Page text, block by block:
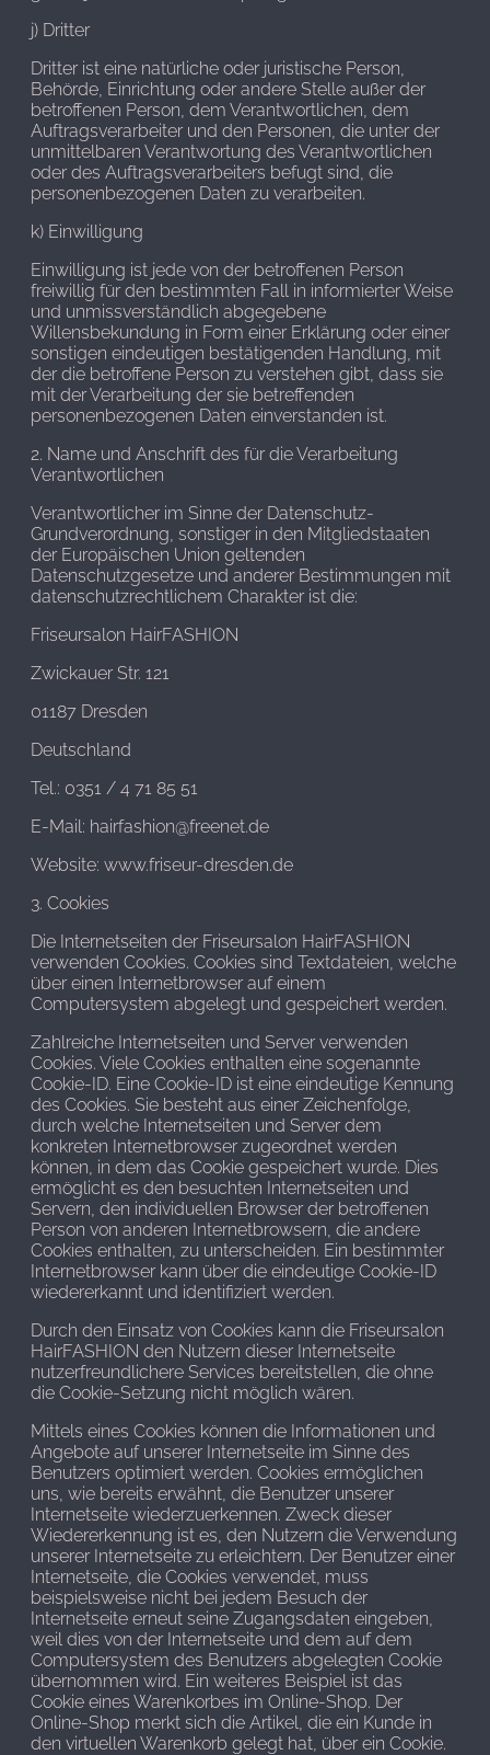
j) Dritter
Dritter ist eine natürliche oder juristische Person,
Behörde, Einrichtung oder andere Stelle außer der
betroffenen Person, dem Verantwortlichen, dem
Auftragsverarbeiter und den Personen, die unter der
unmittelbaren Verantwortung des Verantwortlichen
oder des Auftragsverarbeiters befugt sind, die
personenbezogenen Daten zu verarbeiten.
k) Einwilligung
Einwilligung ist jede von der betroffenen Person
freiwillig für den bestimmten Fall in informierter Weise
und unmissverständlich abgegebene
Willensbekundung in Form einer Erklärung oder einer
sonstigen eindeutigen bestätigenden Handlung, mit
der die betroffene Person zu verstehen gibt, dass sie
mit der Verarbeitung der sie betreffenden
personenbezogenen Daten einverstanden ist.
2. Name und Anschrift des für die Verarbeitung
Verantwortlichen
Verantwortlicher im Sinne der Datenschutz-
Grundverordnung, sonstiger in den Mitgliedstaaten
der Europäischen Union geltenden
Datenschutzgesetze und anderer Bestimmungen mit
datenschutzrechtlichem Charakter ist die:
Friseursalon HairFASHION
Zwickauer Str. 121
01187 Dresden
Deutschland
Tel.: 0351 / 4 71 85 51
E-Mail: hairfashion@freenet.de
Website: www.friseur-dresden.de
3. Cookies
Die Internetseiten der Friseursalon HairFASHION
verwenden Cookies. Cookies sind Textdateien, welche
über einen Internetbrowser auf einem
Computersystem abgelegt und gespeichert werden.
Zahlreiche Internetseiten und Server verwenden
Cookies. Viele Cookies enthalten eine sogenannte
Cookie-ID. Eine Cookie-ID ist eine eindeutige Kennung
des Cookies. Sie besteht aus einer Zeichenfolge,
durch welche Internetseiten und Server dem
konkreten Internetbrowser zugeordnet werden
können, in dem das Cookie gespeichert wurde. Dies
ermöglicht es den besuchten Internetseiten und
Servern, den individuellen Browser der betroffenen
Person von anderen Internetbrowsern, die andere
Cookies enthalten, zu unterscheiden. Ein bestimmter
Internetbrowser kann über die eindeutige Cookie-ID
wiedererkannt und identifiziert werden.
Durch den Einsatz von Cookies kann die Friseursalon
HairFASHION den Nutzern dieser Internetseite
nutzerfreundlichere Services bereitstellen, die ohne
die Cookie-Setzung nicht möglich wären.
Mittels eines Cookies können die Informationen und
Angebote auf unserer Internetseite im Sinne des
Benutzers optimiert werden. Cookies ermöglichen
uns, wie bereits erwähnt, die Benutzer unserer
Internetseite wiederzuerkennen. Zweck dieser
Wiedererkennung ist es, den Nutzern die Verwendung
unserer Internetseite zu erleichtern. Der Benutzer einer
Internetseite, die Cookies verwendet, muss
beispielsweise nicht bei jedem Besuch der
Internetseite erneut seine Zugangsdaten eingeben,
weil dies von der Internetseite und dem auf dem
Computersystem des Benutzers abgelegten Cookie
übernommen wird. Ein weiteres Beispiel ist das
Cookie eines Warenkorbes im Online-Shop. Der
Online-Shop merkt sich die Artikel, die ein Kunde in
den virtuellen Warenkorb gelegt hat, über ein Cookie.